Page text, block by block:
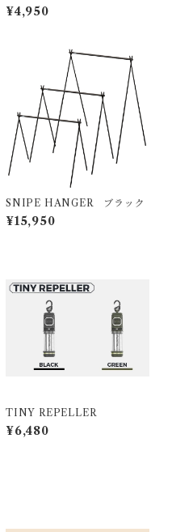
プナー
¥4,950
SNIPE HANGER ブラック
¥15,950
TINY REPELLER
¥6,480